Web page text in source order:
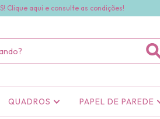
Clique aqui e consulte as condições!
QUADROS PAPEL DE PAREDE